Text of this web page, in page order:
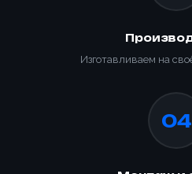
Изготавливаем на
04